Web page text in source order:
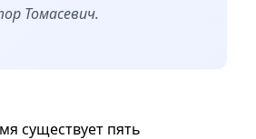
Томасевич.
существует пять